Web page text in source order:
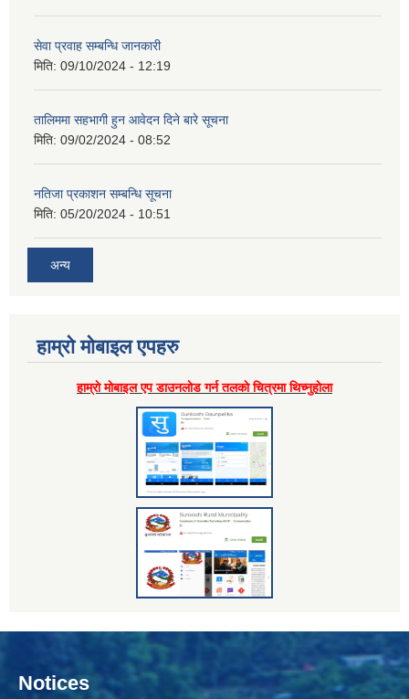
सेवा प्रवाह सम्बन्धि जानकारी
मिति: 09/10/2024 - 12:19
तालिममा सहभागी हुन आवेदन दिने बारे सूचना
मिति: 09/02/2024 - 08:52
नतिजा प्रकाशन सम्बन्धि सूचना
मिति: 05/20/2024 - 10:51
अन्य
हाम्राे माेबाइल एपहरु
हाम्राे माेबाइल एप डाउनलाेड गर्न तलकाे चित्रमा थिच्नुहाेला
Notices